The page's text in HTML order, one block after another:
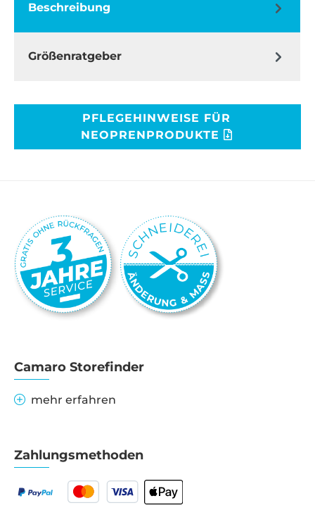
Beschreibung
Größenratgeber
PFLEGEHINWEISE FÜR
NEOPRENPRODUKTE
Camaro Storefinder
mehr erfahren
Zahlungsmethoden